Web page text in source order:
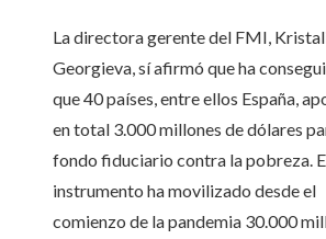
La directora gerente del FMI,
Georgieva, sí afirmó que ha
que 40 países, entre ellos España,
en total 3.000 millones de dólares
fondo fiduciario contra la pobreza.
instrumento ha movilizado desde el
comienzo de la pandemia 30.000